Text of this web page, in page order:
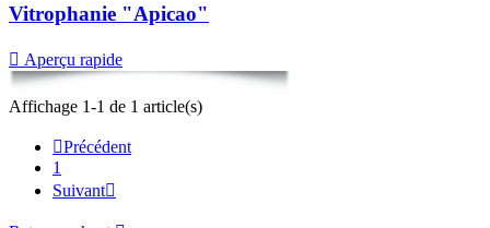
Vitrophanie "Apicao"
 Aperçu rapide
Affichage 1-1 de 1 article(s)
Précédent
1
Suivant